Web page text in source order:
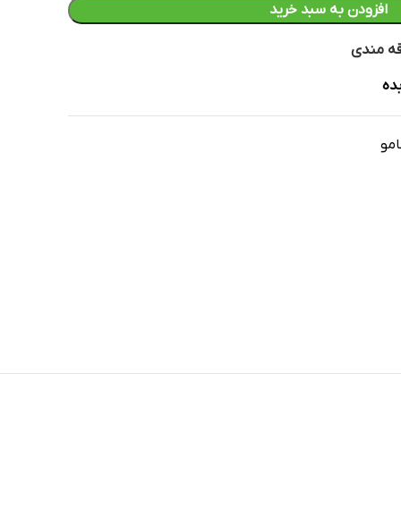
افزودن به سبد خرید
مندی